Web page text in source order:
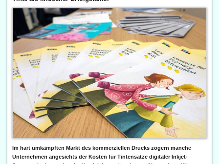
Im hart umkämpften Markt des kommerziellen Drucks zögern manche
Unternehmen angesichts der Kosten für Tintensätze digitaler Inkjet-